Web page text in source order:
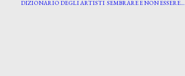
DIZIONARIO DEGLI ARTISTI SEMBRARE E NON ESSERE…